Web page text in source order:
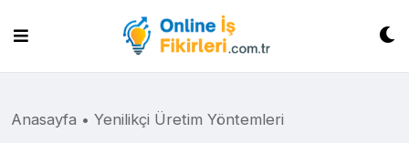
content
Anasayfa • Yenilikçi Üretim Yöntemleri